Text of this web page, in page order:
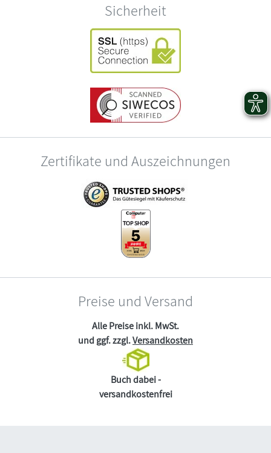
Sicherheit
Zertifikate und Auszeichnungen
Preise und Versand
Alle Preise inkl. MwSt.
und ggf. zzgl.Versandkosten
Buch dabei -
versandkostenfrei